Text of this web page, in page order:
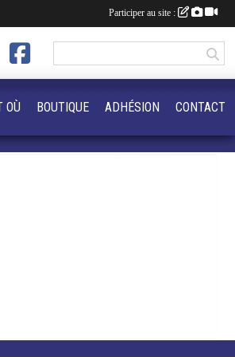
OÙ BOUTIQUE ADHÉSION CONTACT
Participer au site :